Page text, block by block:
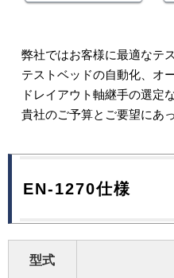
弊社ではお客様に最適なテ
テストベッドの自動化、オ
ドレイアウト軸継手の選定
貴社のご予算とご要望にあ
EN-1270仕様
型式